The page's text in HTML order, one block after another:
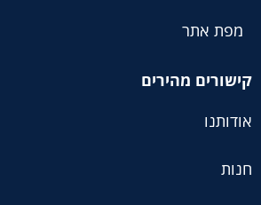
מפת אתר
קישורים מהירים
אודותנו
חנות